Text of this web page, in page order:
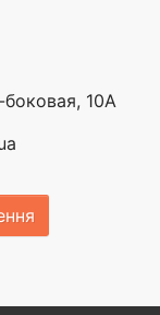
10А